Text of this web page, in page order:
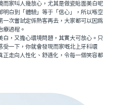
家叫人幾放心，尤其是做瓷貼面美白呢
白到「體驗」等于「信心」，所以喺空
一次嘗試定係熟客再去，大家都可以因爲
療過程。
，又擔心環境問題，其實大可放心。只
一下，你就會發現而家嘅北上牙科環
走向人性化、舒適化，令每一個笑容都